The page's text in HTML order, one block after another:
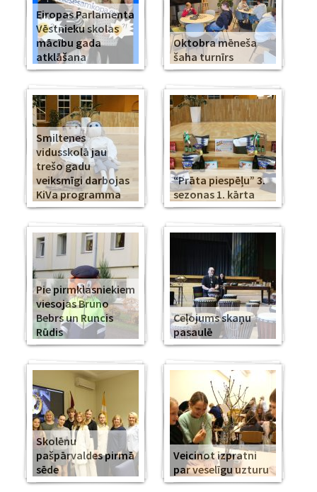
Eiropas Parlamenta
Vēstnieku skolas
mācību gada
atklāšana
Oktobra mēneša
šaha turnīrs
Smiltenes
vidusskolā jau
trešo gadu
veiksmīgi darbojas
KiVa programma
“Prāta piespēļu” 3.
sezonas 1. kārta
Pie pirmklasniekiem
viesojas Bruno
Bebrs un Runcis
Rūdis
Ceļojums skaņu
pasaulē
Skolēnu
pašpārvaldes pirmā
sēde
Veicinot izpratni
par veselīgu uzturu